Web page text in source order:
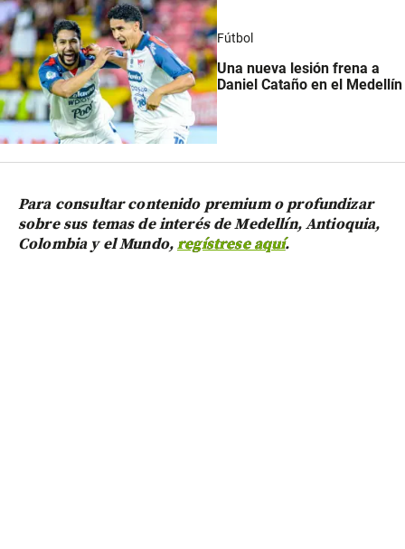
Fútbol
Una nueva lesión frena a
Daniel Cataño en el Medellín
Para consultar contenido premium o profundizar
sobre sus temas de interés de Medellín, Antioquia,
Colombia y el Mundo,regístrese aquí.